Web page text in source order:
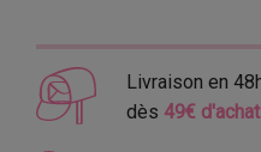
Livraison en
dès 49€ d'achat